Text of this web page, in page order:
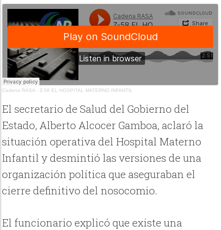
Cadena RASA ·Z-58 EL HOSPITAL MATERNO INFANTIL
El secretario de Salud del Gobierno del
Estado, Alberto Alcocer Gamboa, aclaró la
situación operativa del Hospital Materno
Infantil y desmintió las versiones de una
organización política que aseguraban el
cierre definitivo del nosocomio.
El funcionario explicó que existe una